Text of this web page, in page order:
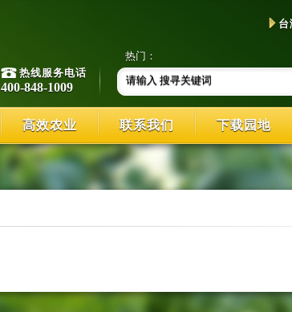
热线服务电话
400-848-1009
热门：
高效农业 联系我们 下载园地